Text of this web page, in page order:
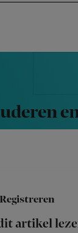
Registreren
artikel